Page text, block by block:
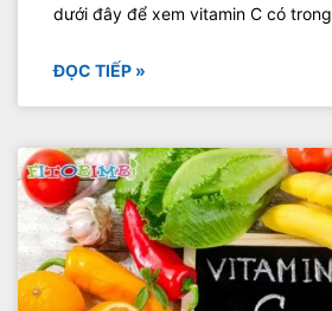
dưới đây để xem vitamin C có trong
ĐỌC TIẾP »